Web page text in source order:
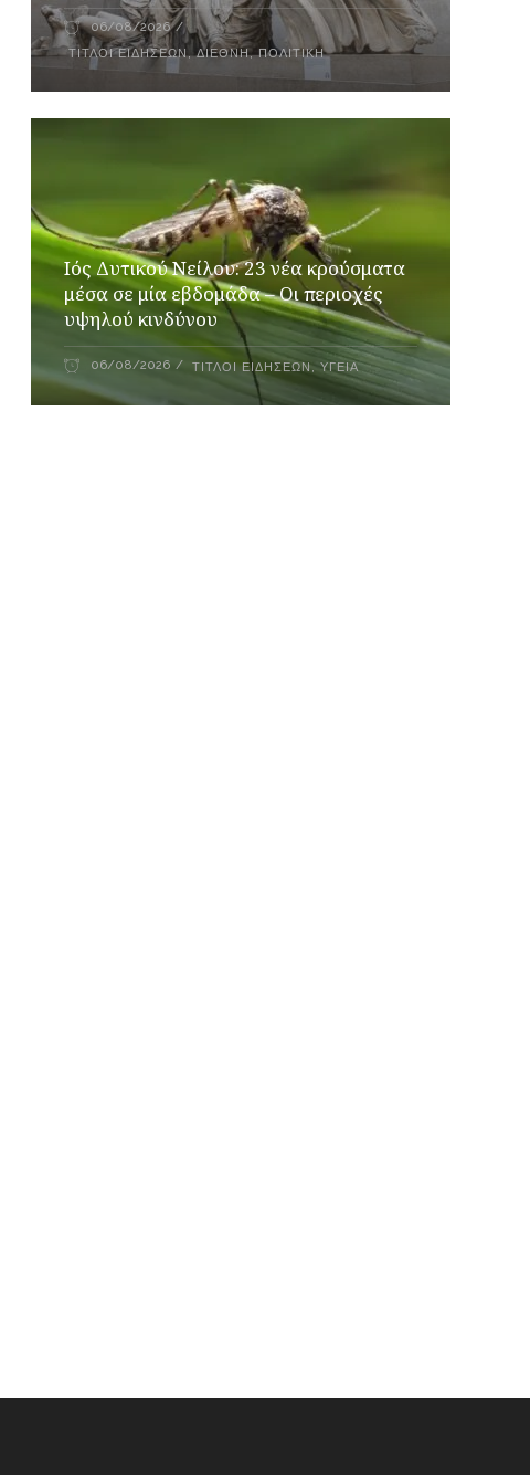
06/08/2026
ΤΊΤΛΟΙ ΕΙΔΉΣΕΩΝ,ΔΙΕΘΝΉ,ΠΟΛΙΤΙΚΉ
Ιός Δυτικού Νείλου: 23 νέα κρούσματα
μέσα σε μία εβδομάδα – Οι περιοχές
υψηλού κινδύνου
06/08/2026 ΤΊΤΛΟΙ ΕΙΔΉΣΕΩΝ,ΥΓΕΊΑ